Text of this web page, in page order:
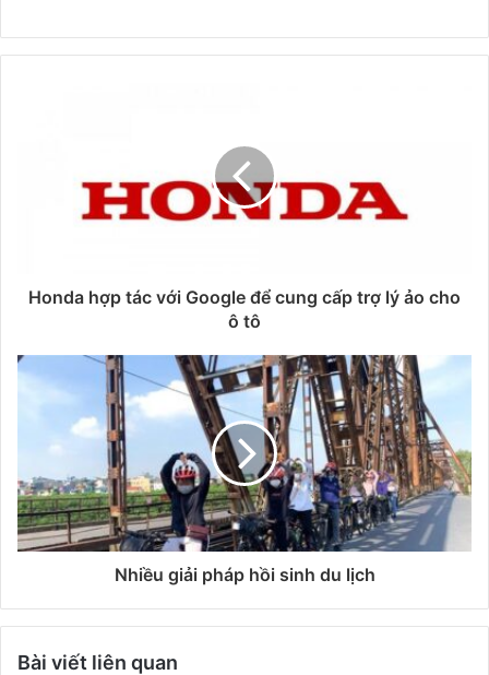
Honda hợp tác với Google để cung cấp trợ lý ảo cho
ô tô
Nhiều giải pháp hồi sinh du lịch
Bài viết liên quan